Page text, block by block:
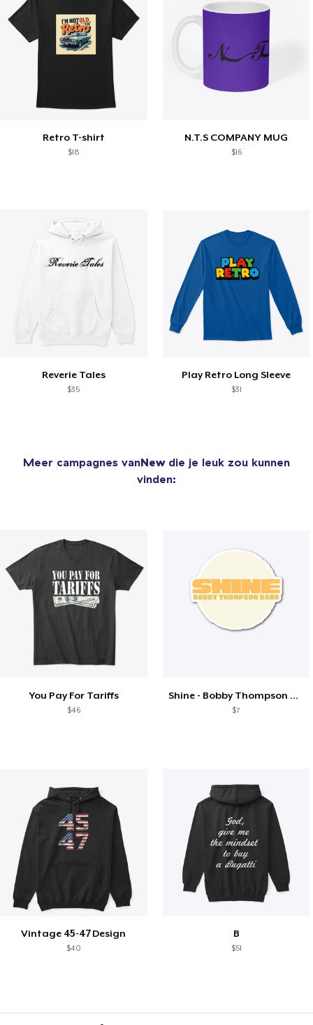
Retro T-shirt
$18
N.T.S COMPANY MUG
$16
Reverie Tales
$35
Play Retro Long Sleeve
$31
Meer campagnes vanNewdie je leuk zou kunnen
vinden:
You Pay For Tariffs
$46
Shine - Bobby Thompson Band Merch
$7
Vintage 45-47 Design
$40
B
$51